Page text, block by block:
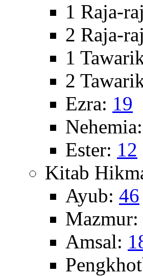
1 Raja-
2 Raja-
1
2
Ezra: 19
Nehemia:
Ester: 12
Kitab
Ayub: 46
Mazmur:
Amsal: